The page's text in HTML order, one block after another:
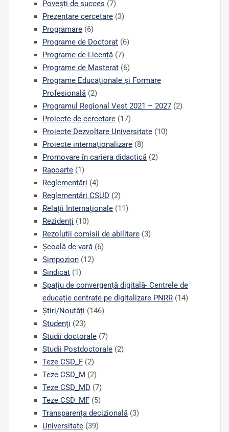
Povești de succes (7)
Prezentare cercetare(3)
Programare(6)
Programe de Doctorat(6)
Programe de Licență(7)
Programe de Masterat(6)
Programe Educaționale și Formare
Profesională(2)
Programul Regional Vest 2021 – 2027(2)
Proiecte de cercetare(17)
Proiecte Dezvoltare Universitate(10)
Proiecte internaționalizare(8)
Promovare în cariera didactică(2)
Rapoarte(1)
Reglementări (4)
Reglementări CSUD (2)
Relații Internaționale(11)
Rezidenți (10)
Rezoluții comisii de abilitare(3)
Școală de vară(6)
Simpozion(12)
Sindicat(1)
Spațiu de convergență digitală- Centrele de
educație centrate pe digitalizare PNRR(14)
Știri/Noutăți (146)
Studenți (23)
Studii doctorale(7)
Studii Postdoctorale(2)
Teze CSD_F(2)
Teze CSD_M (2)
Teze CSD_MD (7)
Teze CSD_MF(5)
Transparența decizională(3)
Universitate(39)